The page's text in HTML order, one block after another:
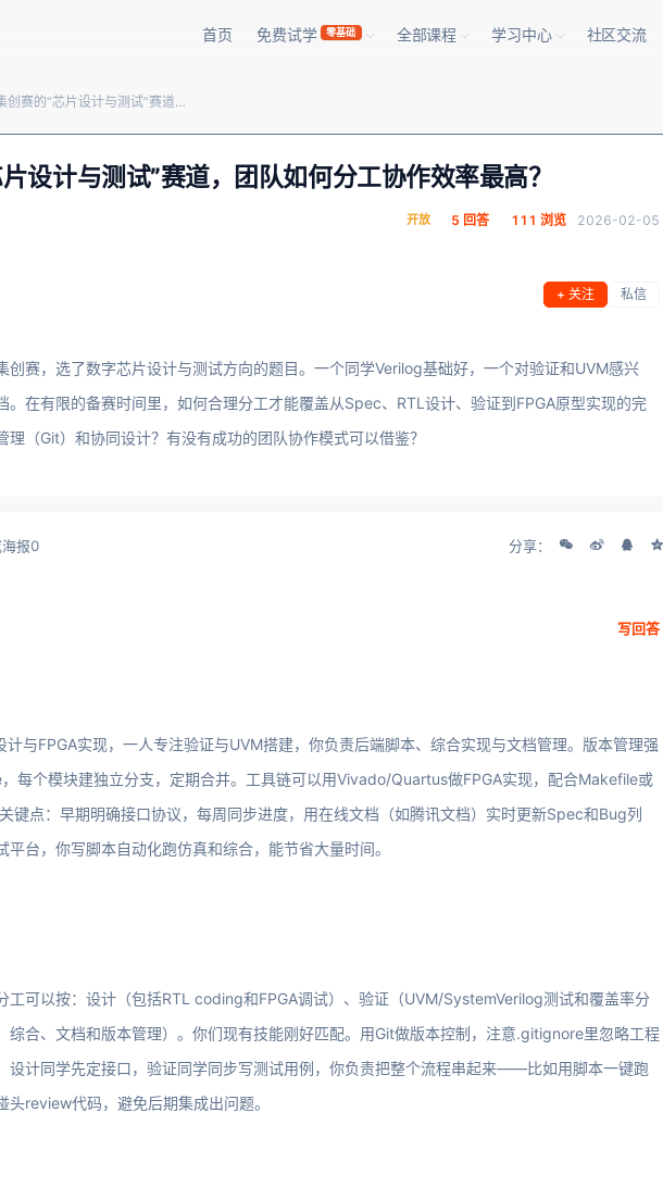
首页 免费试学 零基础 全部课程 学习中心 社区交流
想参加集创赛的“芯片设计与测试”赛道，团队如何分工协作效率最高？
设计与测试”赛道，团队如何分工协作效率最高？
开放 5 回答 111 浏览 2026-02-05
+ 关注 私信
创赛，选了数字芯片设计与测试方向的题目。一个同学Verilog基础好，一个对验证和UVM感兴
。在有限的备赛时间里，如何合理分工才能覆盖从Spec、RTL设计、验证到FPGA原型实现的完
（Git）和协同设计？有没有成功的团队协作模式可以借鉴？
报0 分享：
写回答
计与FPGA实现，一人专注验证与UVM搭建，你负责后端脚本、综合实现与文档管理。版本管理强
每个模块建独立分支，定期合并。工具链可以用Vivado/Quartus做FPGA实现，配合Makefile或
键点：早期明确接口协议，每周同步进度，用在线文档（如腾讯文档）实时更新Spec和Bug列
平台，你写脚本自动化跑仿真和综合，能节省大量时间。
工可以按：设计（包括RTL coding和FPGA调试）、验证（UVM/SystemVerilog测试和覆盖率分
综合、文档和版本管理）。你们现有技能刚好匹配。用Git做版本控制，注意.gitignore里忽略工程
设计同学先定接口，验证同学同步写测试用例，你负责把整个流程串起来——比如用脚本一键跑
review代码，避免后期集成出问题。